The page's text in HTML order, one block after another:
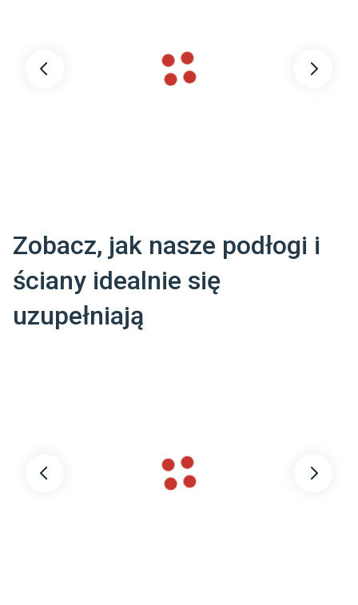
Materiał główny
Zobacz, jak nasze podłogi i
ściany idealnie się
uzupełniają